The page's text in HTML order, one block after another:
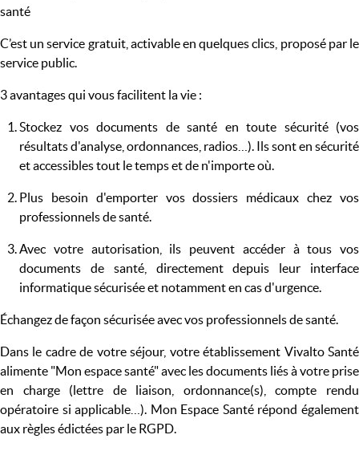
santé
C’est un service gratuit, activable en quelques clics, proposé par le
service public.
3 avantages qui vous facilitent la vie :
Stockez vos documents de santé en toute sécurité (vos
résultats d'analyse, ordonnances, radios…). Ils sont en sécurité
et accessibles tout le temps et de n'importe où.
Plus besoin d'emporter vos dossiers médicaux chez vos
professionnels de santé.
Avec votre autorisation, ils peuvent accéder à tous vos
documents de santé, directement depuis leur interface
informatique sécurisée et notamment en cas d'urgence.
Échangez de façon sécurisée avec vos professionnels de santé.
Dans le cadre de votre séjour, votre établissement Vivalto Santé
alimente "Mon espace santé" avec les documents liés à votre prise
en charge (lettre de liaison, ordonnance(s), compte rendu
opératoire si applicable…). Mon Espace Santé répond également
aux règles édictées par le RGPD.